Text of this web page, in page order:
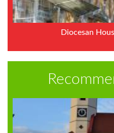
Diocesan